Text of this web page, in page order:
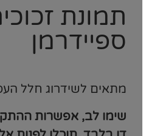
תמונת
ספיידרמן
מתאים לשידרוג חלל
שימו לב, אפשרות